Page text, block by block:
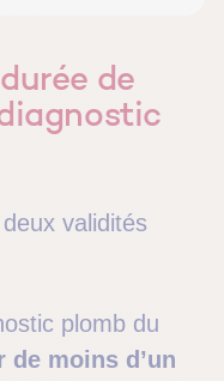
de
validités
plomb du
de moins d’un